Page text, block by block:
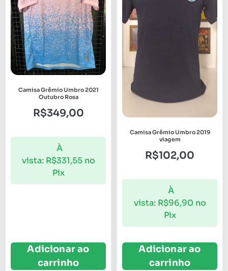
Camisa Grêmio Umbro 2021
Outubro Rosa
R$349,00
À
vista: R$331,55 no
Pix
Adicionar ao
carrinho
Camisa Grêmio Umbro 2019
viagem
R$102,00
À
vista: R$96,90 no
Pix
Adicionar ao
carrinho